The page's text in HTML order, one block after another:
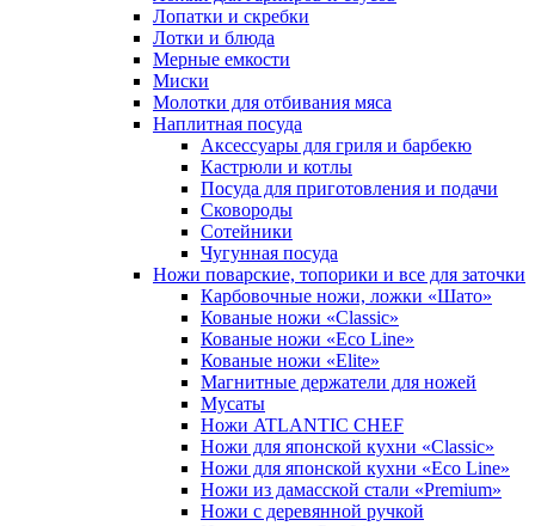
Лопатки и скребки
Лотки и блюда
Мерные емкости
Миски
Молотки для отбивания мяса
Наплитная посуда
Аксессуары для гриля и барбекю
Кастрюли и котлы
Посуда для приготовления и подачи
Сковороды
Сотейники
Чугунная посуда
Ножи поварские, топорики и все для заточки
Карбовочные ножи, ложки «Шато»
Кованые ножи «Classic»
Кованые ножи «Eco Line»
Кованые ножи «Elite»
Магнитные держатели для ножей
Мусаты
Ножи ATLANTIC CHEF
Ножи для японской кухни «Classic»
Ножи для японской кухни «Eco Line»
Ножи из дамасской стали «Premium»
Ножи с деревянной ручкой